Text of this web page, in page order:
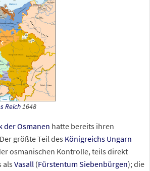
Reich1648
der Osmanen hatte bereits ihren
größte Teil des Königreichs Ungarn
osmanischen Kontrolle, teils direkt
als Vasall (Fürstentum Siebenbürgen); die